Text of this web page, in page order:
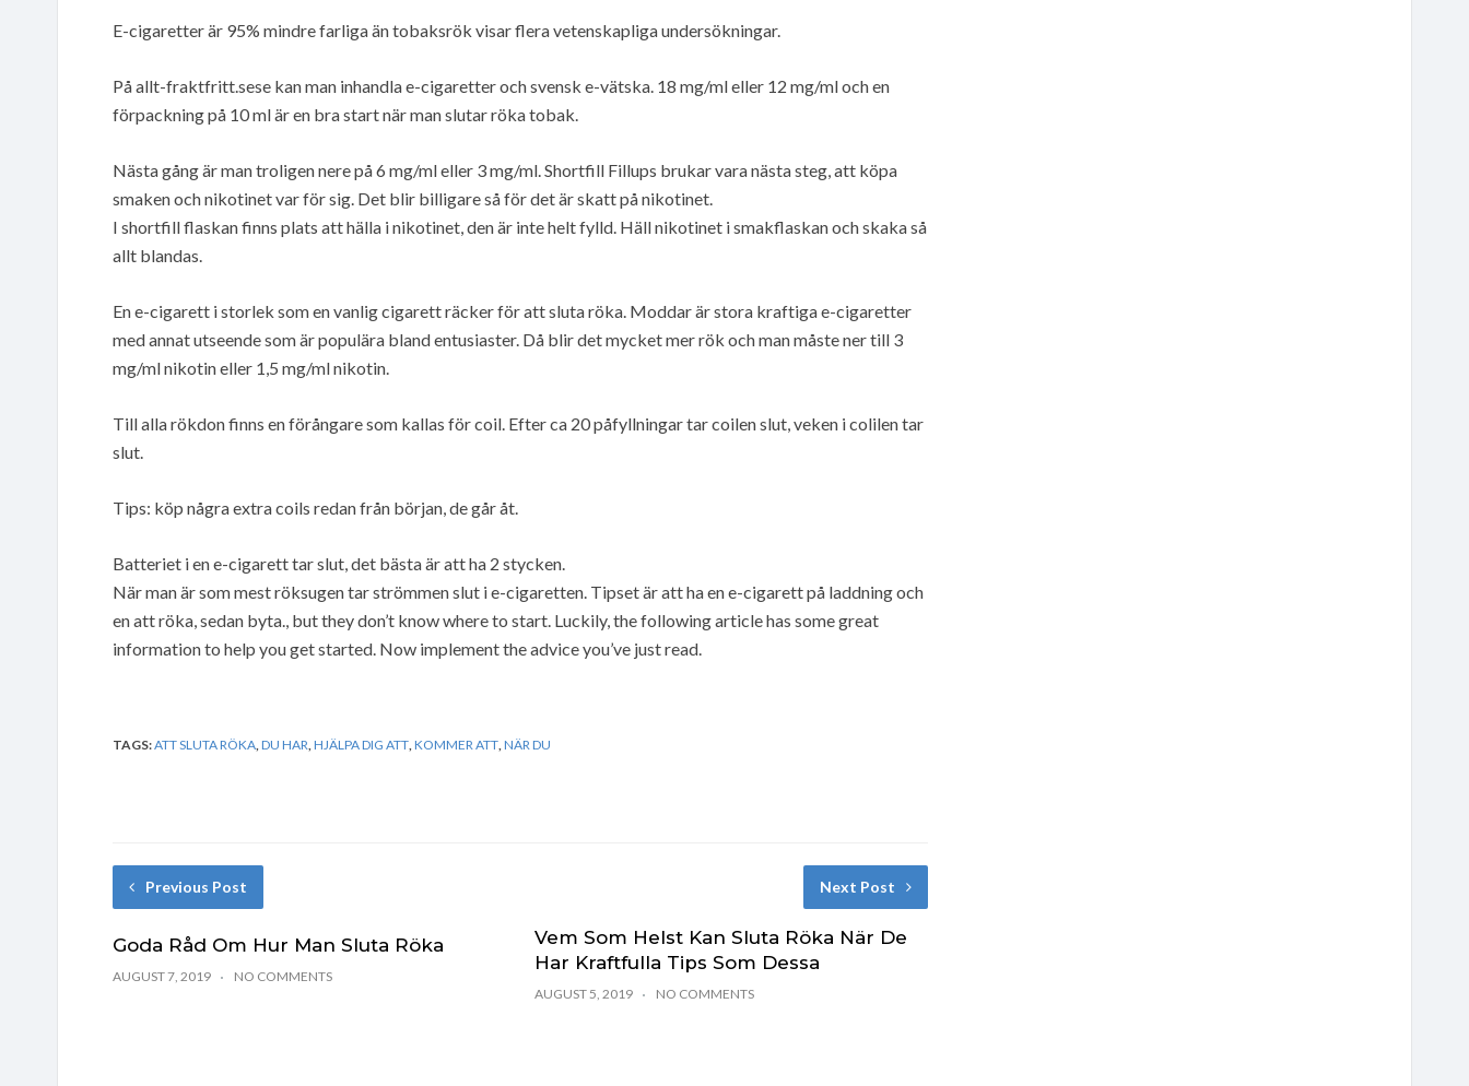
E-cigaretter är 95% mindre farliga än tobaksrök visar flera vetenskapliga undersökningar.
På allt-fraktfritt.sese kan man inhandla e-cigaretter och svensk e-vätska. 18 mg/ml eller 12 mg/ml och en
förpackning på 10 ml är en bra start när man slutar röka tobak.
Nästa gång är man troligen nere på 6 mg/ml eller 3 mg/ml. Shortfill Fillups brukar vara nästa steg, att köpa
smaken och nikotinet var för sig. Det blir billigare så för det är skatt på nikotinet.
I shortfill flaskan finns plats att hälla i nikotinet, den är inte helt fylld. Häll nikotinet i smakflaskan och skaka så
allt blandas.
En e-cigarett i storlek som en vanlig cigarett räcker för att sluta röka. Moddar är stora kraftiga e-cigaretter
med annat utseende som är populära bland entusiaster. Då blir det mycket mer rök och man måste ner till 3
mg/ml nikotin eller 1,5 mg/ml nikotin.
Till alla rökdon finns en förångare som kallas för coil. Efter ca 20 påfyllningar tar coilen slut, veken i colilen tar
slut.
Tips: köp några extra coils redan från början, de går åt.
Batteriet i en e-cigarett tar slut, det bästa är att ha 2 stycken.
När man är som mest röksugen tar strömmen slut i e-cigaretten. Tipset är att ha en e-cigarett på laddning och
en att röka, sedan byta., but they don’t know where to start. Luckily, the following article has some great
information to help you get started. Now implement the advice you’ve just read.
TAGS:ATT SLUTA RÖKA DU HAR HJÄLPA DIG ATT KOMMER ATT NÄR DU
Previous Post
Goda Råd Om Hur Man Sluta Röka
AUGUST 7, 2019 NO COMMENTS
Next Post
Vem Som Helst Kan Sluta Röka När De
Har Kraftfulla Tips Som Dessa
AUGUST 5, 2019 NO COMMENTS